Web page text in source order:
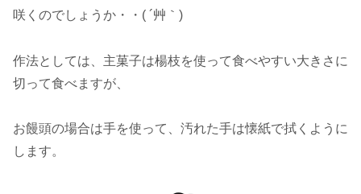
咲くのでしょうか・・( ´艸｀)
作法としては、主菓子は楊枝を使って食べやすい大きさに
切って食べますが、
お饅頭の場合は手を使って、汚れた手は懐紙で拭くように
します。